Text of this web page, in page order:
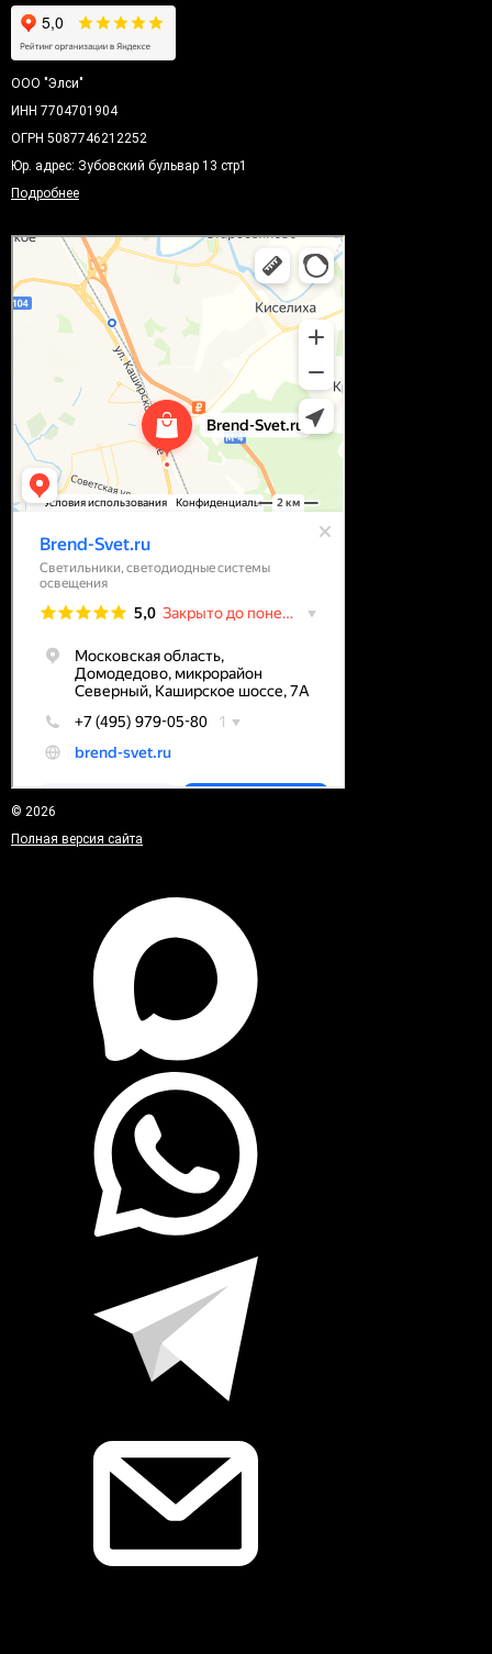
ООО "Элси"
ИНН 7704701904
ОГРН 5087746212252
Юр. адрес: Зубовский бульвар 13 стр1
Подробнее
© 2026
Полная версия сайта